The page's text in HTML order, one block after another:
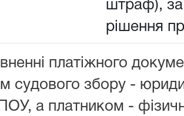
штраф),
рішення
платіжного
судового збору -
а платником -